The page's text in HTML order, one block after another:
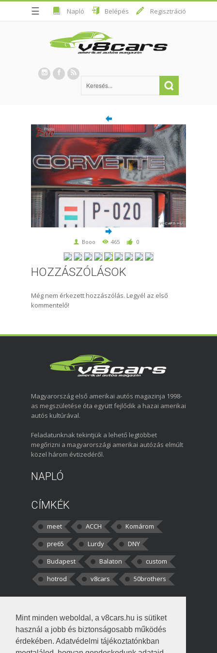
Mint minden weboldal, a v8cars.hu is sütiket
használ a jobb és biztonságosabb működés
érdekében. Adatvédelmi tájékoztatónkban
☰ Napló Belépés Regisztráció
Booo 465 0
HOZZÁSZÓLÁSOK
Még nem érkezett hozzászólás. Legyél az első
kommentelő!
Magyarország első amerikai autós magazinja 1998-
as megszületése óta együtt fejlődik a hazai amerikai
autós kultúrával.
Feladatunknak tekintjük a lehető legtöbbet
megőrizni a magyarországi amerikai autózás elmúlt
közel három évtizedéről.
NAPLÓ
CÍMKÉK
meet ACCH
Komárom
pre65
Lurdy
DNY
Budapest
Balaton
custom
hotrod
v8cars 50brothers
kortisz:Elszúrtam! Én csak két
darabbaal számoltam. Nem tudtam, hogy fél autót,